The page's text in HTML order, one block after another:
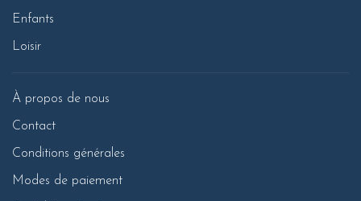
Enfants
Loisir
À propos de nous
Contact
Conditions générales
Modes de paiement